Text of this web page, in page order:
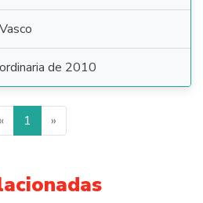
de 2010
« 1 »